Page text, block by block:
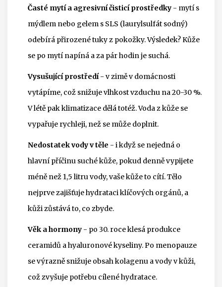
Časté mytí a agresivní čisticí prostředky - mytí s
mýdlem nebo gelem s SLS (laurylsulfát sodný)
odebírá přirozené tuky z pokožky. Výsledek? Kůže
se po mytí napíná a za pár hodin je suchá.
Vysušující prostředí- v zimě v domácnosti
vytápíme, což snižuje vlhkost vzduchu na 20-30 %.
V létě pak klimatizace dělá totéž. Voda z kůže se
vypařuje rychleji, než se může doplnit.
Nedostatek vody v těle - i když se nejedná o
hlavní příčinu suché kůže, pokud denně vypijete
méně než 1,5 litru vody, vaše kůže to cítí. Tělo
nejprve zajišťuje hydrataci klíčových orgánů, a
kůži zůstává to, co zbyde.
Věk a hormony - po 30. roce klesá produkce
ceramidů a hyaluronové kyseliny. Po menopauze
se výrazně snižuje obsah kolagenu a vody v kůži,
což zvyšuje potřebu cílené hydratace.